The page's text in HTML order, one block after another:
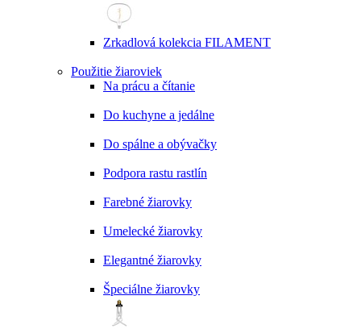
Zrkadlová kolekcia FILAMENT
Použitie žiaroviek
Na prácu a čítanie
Do kuchyne a jedálne
Do spálne a obývačky
Podpora rastu rastlín
Farebné žiarovky
Umelecké žiarovky
Elegantné žiarovky
Špeciálne žiarovky